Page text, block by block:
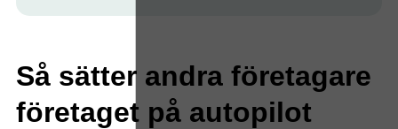
Så sätter andra företagare
företaget på autopilot